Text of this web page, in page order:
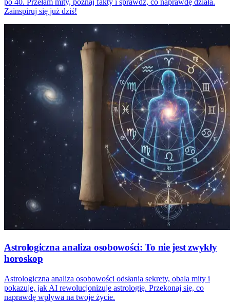
po 40. Przełam mity, poznaj fakty i sprawdź, co naprawdę działa.
Zainspiruj się już dziś!
Astrologiczna analiza osobowości: To nie jest zwykły
horoskop
Astrologiczna analiza osobowości odsłania sekrety, obala mity i
pokazuje, jak AI rewolucjonizuje astrologię. Przekonaj się, co
naprawdę wpływa na twoje życie.